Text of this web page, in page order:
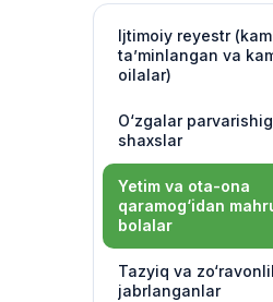
Ijtimoiy reyestr (kam
ta’minlangan va
oilalar)
O‘zgalar
shaxslar
Yetim va ota-ona
qaramog‘idan
bolalar
Tazyiq va
jabrlanganlar